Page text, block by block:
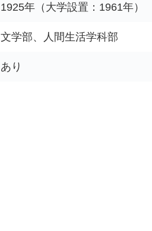
1925年（大学設置：1961年）
文学部、人間生活学科部
あり